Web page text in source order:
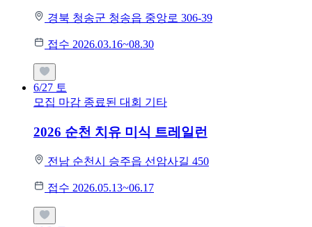
경북 청송군 청송읍 중앙로 306-39
접수 2026.03.16~08.30
6/27 토
모집 마감 종료된 대회 기타
2026 순천 치유 미식 트레일런
전남 순천시 승주읍 선암사길 450
접수 2026.05.13~06.17